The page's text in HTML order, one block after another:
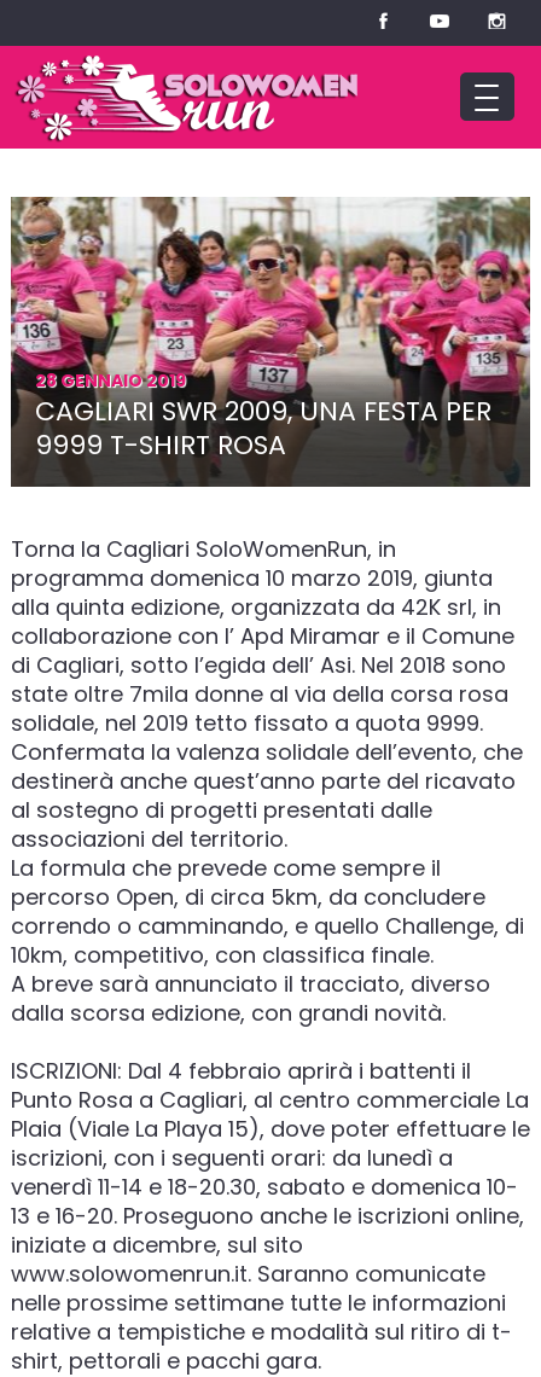
28 GENNAIO 2019
CAGLIARI SWR 2009, UNA FESTA PER
9999 T-SHIRT ROSA
Torna la Cagliari SoloWomenRun, in
programma domenica 10 marzo 2019, giunta
alla quinta edizione, organizzata da 42K srl, in
collaborazione con l’ Apd Miramar e il Comune
di Cagliari, sotto l’egida dell’ Asi. Nel 2018 sono
state oltre 7mila donne al via della corsa rosa
solidale, nel 2019 tetto fissato a quota 9999.
Confermata la valenza solidale dell’evento, che
destinerà anche quest’anno parte del ricavato
al sostegno di progetti presentati dalle
associazioni del territorio.
La formula che prevede come sempre il
percorso Open, di circa 5km, da concludere
correndo o camminando, e quello Challenge, di
10km, competitivo, con classifica finale.
A breve sarà annunciato il tracciato, diverso
dalla scorsa edizione, con grandi novità.
ISCRIZIONI: Dal 4 febbraio aprirà i battenti il
Punto Rosa a Cagliari, al centro commerciale La
Plaia (Viale La Playa 15), dove poter effettuare le
iscrizioni, con i seguenti orari: da lunedì a
venerdì 11-14 e 18-20.30, sabato e domenica 10-
13 e 16-20. Proseguono anche le iscrizioni online,
iniziate a dicembre, sul sito
www.solowomenrun.it. Saranno comunicate
nelle prossime settimane tutte le informazioni
relative a tempistiche e modalità sul ritiro di t-
shirt, pettorali e pacchi gara.